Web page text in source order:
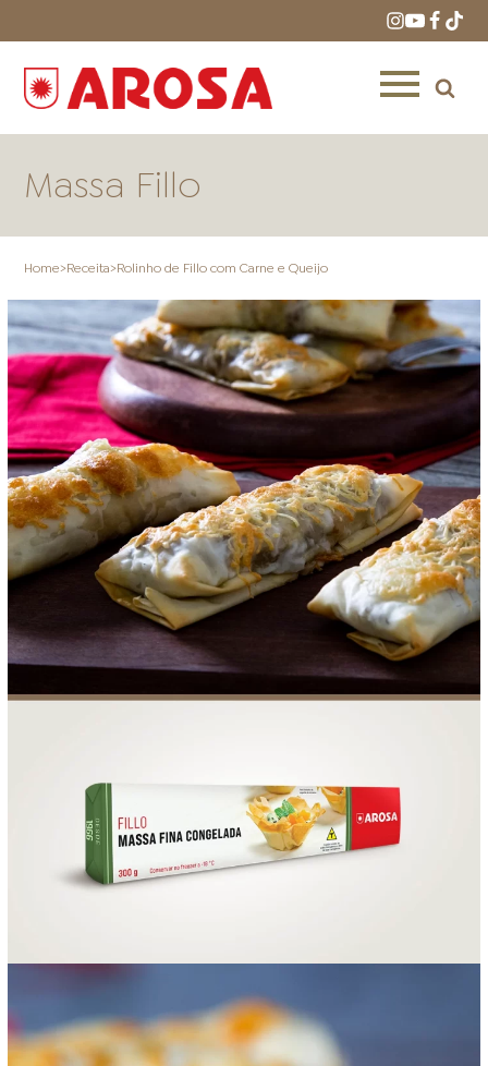
ONDE COMPRAR LOJAS AROSA
DISTRIBUIDORES E
REPRESENTANTES
FOOD SERVICE AGENDA DE CURSOS
INVERNO SAC ACESSO PARA PARCEIROS
Massa Fillo
Home>Receita>Rolinho de Fillo com Carne e Queijo